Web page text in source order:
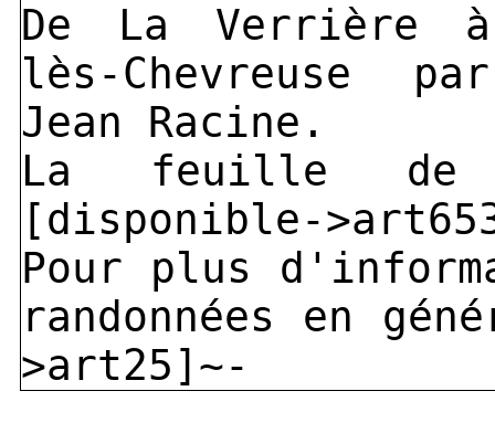
De La Verrière à
lès-Chevreuse
Jean Racine.
La feuille de
[disponible-
Pour plus
randonnées en
>art25]~-